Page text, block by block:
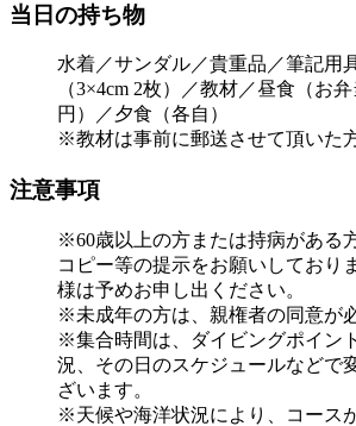
当日の持ち物
水着／サンダル／貴重品／筆記用
（3×4cm 2枚）／教材／昼食（お
円）／夕食（各自）
※教材は事前に郵送させて頂いた
注意事項
※60歳以上の方または持病がある
コピー等の提示をお願いしており
様は予めお申し出ください。
※未成年の方は、親権者の同意が
※集合時間は、ダイビングポイン
況、その日のスケジュールなどで
ざいます。
※天候や海洋状況により、コース